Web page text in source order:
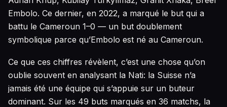
Embolo. Ce dernier, en 2022, a marqué le but qui a
battu le Cameroun 1–0 — un but doublement
symbolique parce qu’Embolo est né au Cameroun.
Ce que ces chiffres révèlent, c’est une chose qu’on
oublie souvent en analysant la Nati: la Suisse n’a
jamais été une équipe qui s’appuie sur un buteur
dominant. Sur les 49 buts marqués en 36 matchs, la